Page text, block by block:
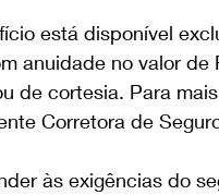
está disponível
anuidade no valor
de cortesia. Para
Corretora de
às exigências do